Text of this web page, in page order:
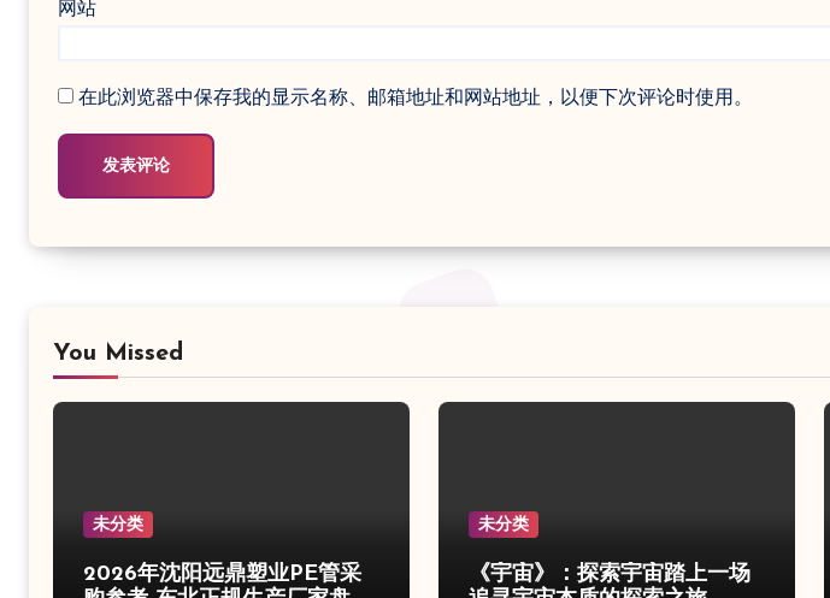
网站
在此浏览器中保存我的显示名称、邮箱地址和网站地址，以便下次评论时使用。
You Missed
未分类
2026年沈阳远鼎塑业PE管采
未分类
《宇宙》：探索宇宙踏上一场